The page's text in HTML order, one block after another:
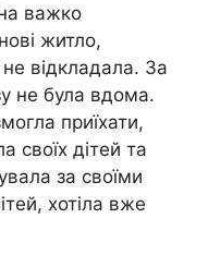
важко
житло,
відкладала. За
не була вдома.
приїхати,
своїх дітей та
за своїми
хотіла вже